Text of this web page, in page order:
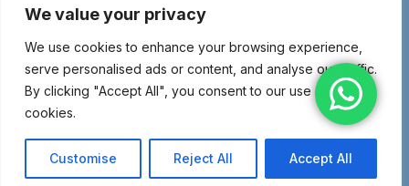
We value your privacy
We use cookies to enhance your browsing experience,
serve personalised ads or content, and analyse our traffic.
By clicking "Accept All", you consent to our use of
cookies.
Customise Reject All Accept All
© Copyright 2026 Entidad religiosa inscrita en el Ministerio de Justicia
con el número 1.044-SG – Miembro de la Nueva Tradición Kadampa –
Unión Internacional de Budismo Kadampa –